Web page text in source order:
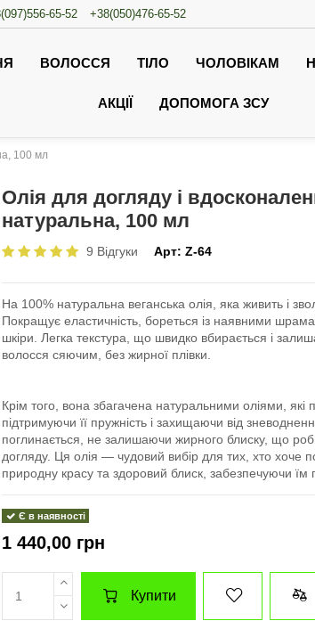
65-52 +38(050)476-65-52
ВОЛОССЯ ТІЛО ЧОЛОВІКАМ
АКЦІЇ ДОПОМОГА ЗСУ
100 мл
Олія для догляду і
натуральна, 100 мл
9 Відгуки Арт: Z-64
На 100% натуральна веганська олія, яка живить і
Покращує еластичність, бореться із наявними
шкіри. Легка текстура, що швидко вбирається і
волосся сяючим, без жирної плівки.
Крім того, вона збагачена натуральними оліями, які
підтримуючи її пружність і захищаючи від
поглинається, не залишаючи жирного блиску, що
догляду. Ця олія — чудовий вибір для тих, хто хоче
природну красу та здоровий блиск, забезпечуючи їм
Є в наявності
1 440,00 грн
Купити